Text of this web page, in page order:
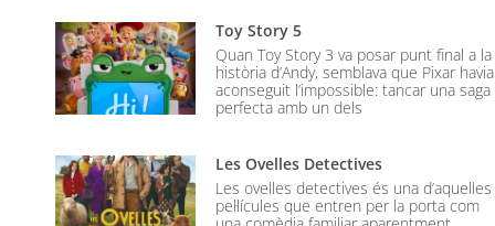
Toy Story 5
Quan Toy Story 3 va posar punt final a la
història d’Andy, semblava que Pixar havia
aconseguit l’impossible: tancar una saga
perfecta amb un dels
Les Ovelles Detectives
Les ovelles detectives és una d’aquelles
pel·lícules que entren per la porta com